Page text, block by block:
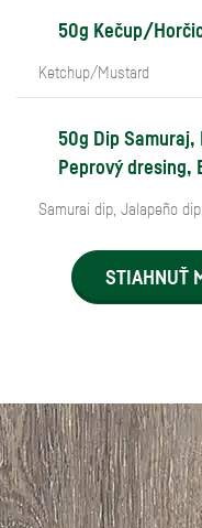
50g Kečup/
Ketchup/Mustard
50g Dip
Peprový dresing,
Samurai dip, Jalapeño
STIAHNUŤ